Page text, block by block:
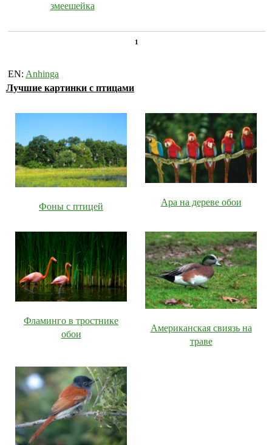
змеешейка
1
EN: Anhinga
Лучшие картинки с птицами
Фоны с птицей Ара на дереве обои
Фламинго в тростнике
обои
Американская свиязь на
траве